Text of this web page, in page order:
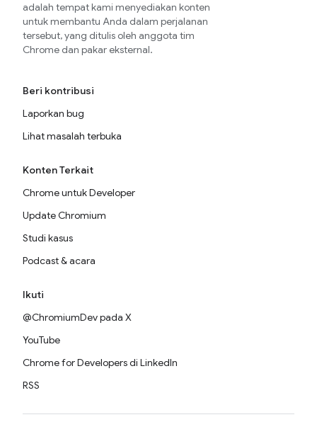
adalah tempat kami menyediakan konten
untuk membantu Anda dalam perjalanan
tersebut, yang ditulis oleh anggota tim
Chrome dan pakar eksternal.
Beri kontribusi
Laporkan bug
Lihat masalah terbuka
Konten Terkait
Chrome untuk Developer
Update Chromium
Studi kasus
Podcast & acara
Ikuti
@ChromiumDev pada X
YouTube
Chrome for Developers di LinkedIn
RSS